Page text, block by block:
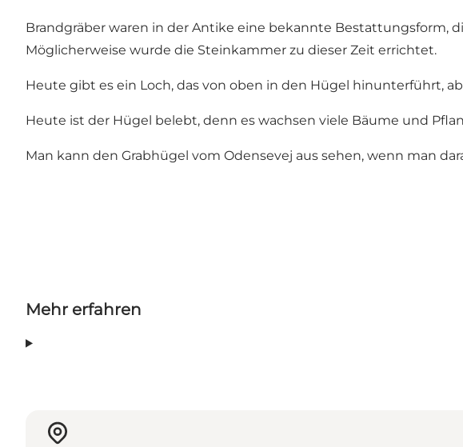
Brandgräber waren in der Antike eine bekannte Bestattungsform,
Möglicherweise wurde die Steinkammer zu dieser Zeit errichtet.
Heute gibt es ein Loch, das von oben in den Hügel hinunterführt,
Heute ist der Hügel belebt, denn es wachsen viele Bäume und
Man kann den Grabhügel vom Odensevej aus sehen, wenn man
Mehr erfahren